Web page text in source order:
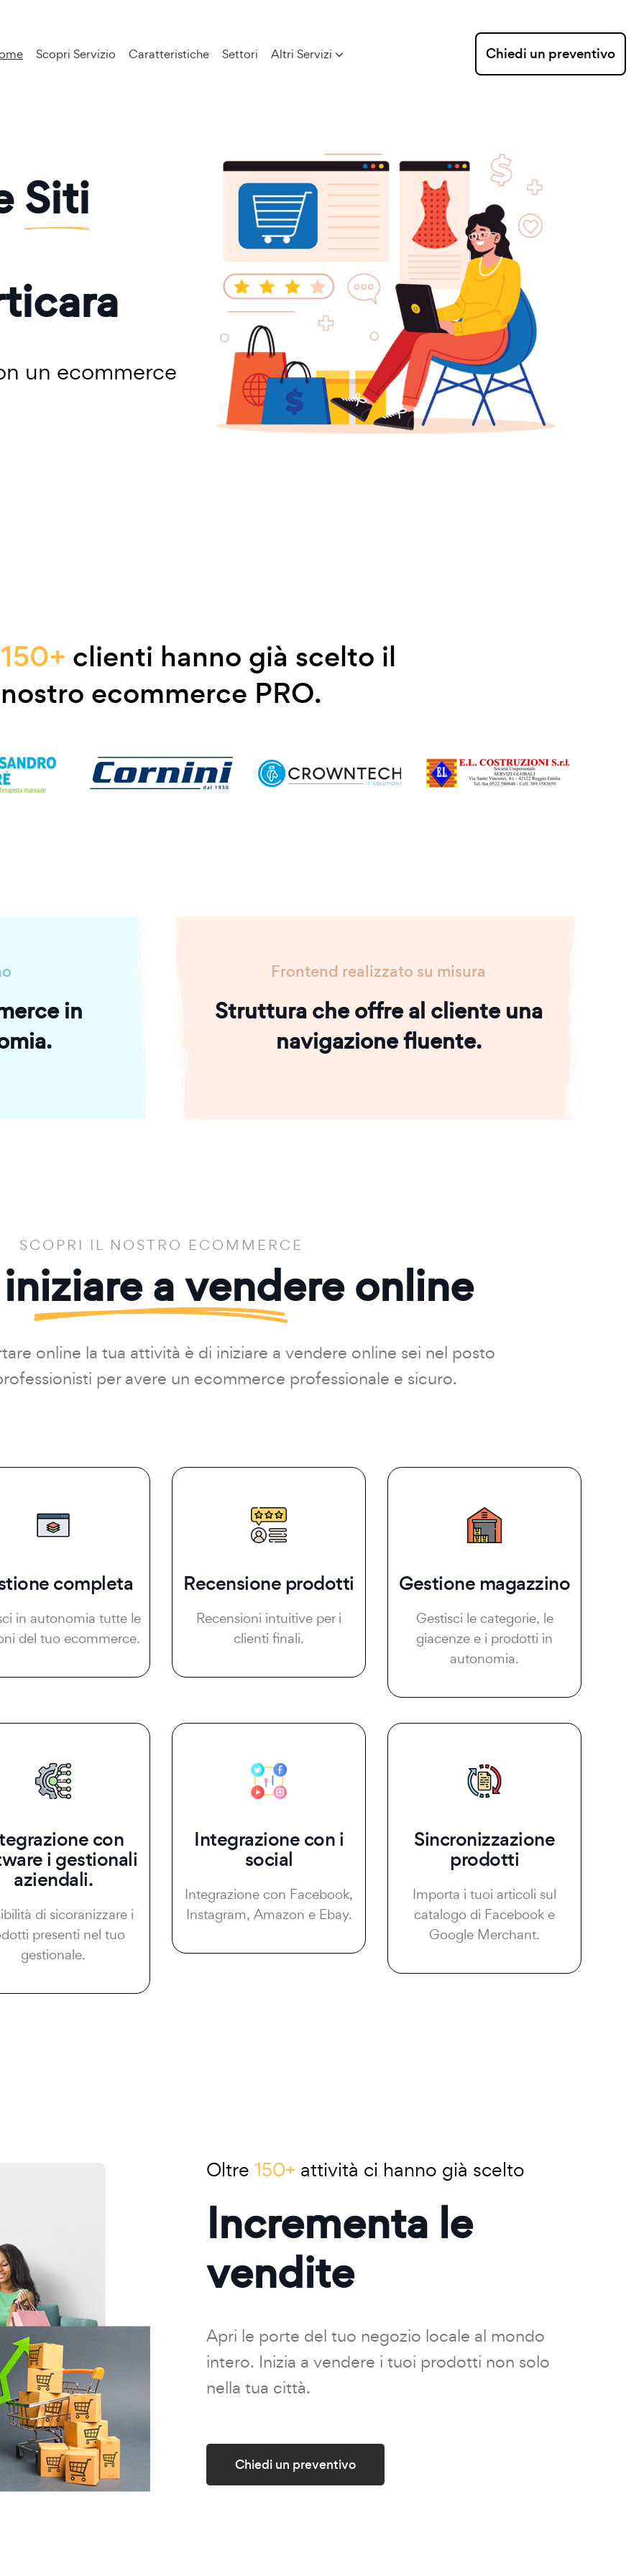
Scopri Servizio Caratteristiche Settori Altri Servizi Chiedi un preventivo
Siti
un ecommerce
150+ clienti hanno già scelto il
nostro ecommerce PRO.
in
Frontend realizzato su misura
Struttura che offre al cliente una
navigazione fluente.
SCOPRI IL NOSTRO ECOMMERCE
a vendere online
online la tua attività è di iniziare a vendere online sei nel posto
per avere un ecommerce professionale e sicuro.
completa
in autonomia tutte le
del tuo ecommerce.
Recensione prodotti
Recensioni intuitive per i
clienti finali.
Gestione magazzino
Gestisci le categorie, le
giacenze e i prodotti in
autonomia.
con
i gestionali
aziendali.
di sicoranizzare i
presenti nel tuo
gestionale.
Integrazione con i
social
Integrazione con Facebook,
Instagram, Amazon e Ebay.
Sincronizzazione
prodotti
Importa i tuoi articoli sul
catalogo di Facebook e
Google Merchant.
Oltre 150+ attività ci hanno già scelto
Incrementa le
vendite
Apri le porte del tuo negozio locale al mondo
intero. Inizia a vendere i tuoi prodotti non solo
nella tua città.
Chiedi un preventivo